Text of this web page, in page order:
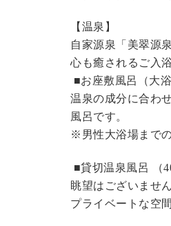
【温泉】
自家源泉「美翠源
心も癒されるご入
■お座敷風呂（大浴
温泉の成分に合わ
風呂です。
※男性大浴場まで
■貸切温泉風呂 （
眺望はございませ
プライベートな空